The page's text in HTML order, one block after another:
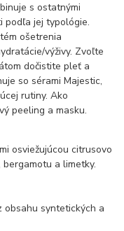
s ostatnými
podľa jej typológie.
ošetrenia
výživy. Zvoľte
dočistite pleť a
so sérami Majestic,
rutiny. Ako
peeling a masku.
osviežujúcou citrusovo
a limetky.
syntetických a